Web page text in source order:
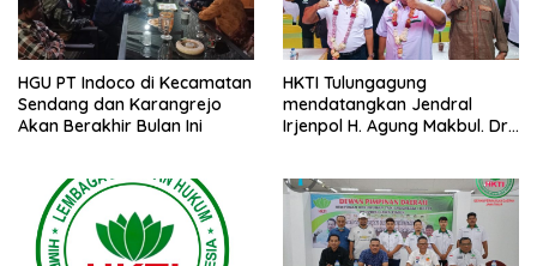
HGU PT Indoco di Kecamatan
Sendang dan Karangrejo
Akan Berakhir Bulan Ini
HKTI Tulungagung
mendatangkan Jendral
Irjenpol H. Agung Makbul. Dr.
Nyawangan Kecamatan
Sendang.